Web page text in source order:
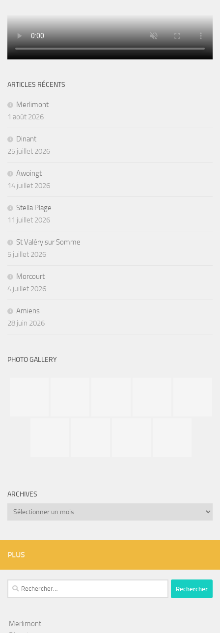
ARTICLES RÉCENTS
Merlimont
1 août 2026
Dinant
25 juillet 2026
Awoingt
14 juillet 2026
Stella Plage
11 juillet 2026
St Valéry sur Somme
5 juillet 2026
Morcourt
4 juillet 2026
Amiens
28 juin 2026
PHOTO GALLERY
ARCHIVES
Archives
PLUS
Rechercher :
Merlimont